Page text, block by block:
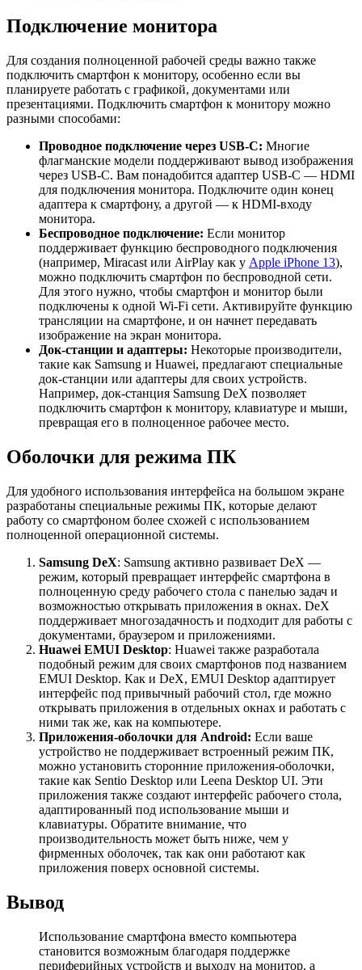
Подключение монитора
Для создания полноценной рабочей среды важно также
подключить смартфон к монитору, особенно если вы
планируете работать с графикой, документами или
презентациями. Подключить смартфон к монитору можно
разными способами:
Проводное подключение через USB-C: Многие
флагманские модели поддерживают вывод изображения
через USB-C. Вам понадобится адаптер USB-C — HDMI
для подключения монитора. Подключите один конец
адаптера к смартфону, а другой — к HDMI-входу
монитора.
Беспроводное подключение: Если монитор
поддерживает функцию беспроводного подключения
(например, Miracast или AirPlay как у Apple iPhone 13),
можно подключить смартфон по беспроводной сети.
Для этого нужно, чтобы смартфон и монитор были
подключены к одной Wi-Fi сети. Активируйте функцию
трансляции на смартфоне, и он начнет передавать
изображение на экран монитора.
Док-станции и адаптеры: Некоторые производители,
такие как Samsung и Huawei, предлагают специальные
док-станции или адаптеры для своих устройств.
Например, док-станция Samsung DeX позволяет
подключить смартфон к монитору, клавиатуре и мыши,
превращая его в полноценное рабочее место.
Оболочки для режима ПК
Для удобного использования интерфейса на большом экране
разработаны специальные режимы ПК, которые делают
работу со смартфоном более схожей с использованием
полноценной операционной системы.
Samsung DeX: Samsung активно развивает DeX —
режим, который превращает интерфейс смартфона в
полноценную среду рабочего стола с панелью задач и
возможностью открывать приложения в окнах. DeX
поддерживает многозадачность и подходит для работы с
документами, браузером и приложениями.
Huawei EMUI Desktop: Huawei также разработала
подобный режим для своих смартфонов под названием
EMUI Desktop. Как и DeX, EMUI Desktop адаптирует
интерфейс под привычный рабочий стол, где можно
открывать приложения в отдельных окнах и работать с
ними так же, как на компьютере.
Приложения-оболочки для Android: Если ваше
устройство не поддерживает встроенный режим ПК,
можно установить сторонние приложения-оболочки,
такие как Sentio Desktop или Leena Desktop UI. Эти
приложения также создают интерфейс рабочего стола,
адаптированный под использование мыши и
клавиатуры. Обратите внимание, что
производительность может быть ниже, чем у
фирменных оболочек, так как они работают как
приложения поверх основной системы.
Вывод
Использование смартфона вместо компьютера
становится возможным благодаря поддержке
периферийных устройств и выходу на монитор, а